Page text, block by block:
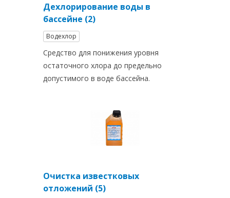
Дехлорирование воды в
бассейне (2)
Водехлор
Средство для понижения уровня
остаточного хлора до предельно
допустимого в воде бассейна.
Очистка известковых
отложений (5)